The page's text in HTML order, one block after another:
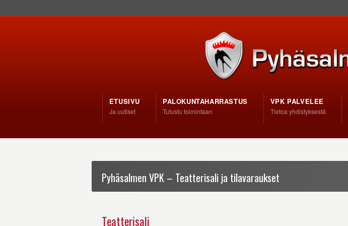
ETUSIVU
Ja uutiset
PALOKUNTAHARRASTUS
Tutustu toimintaan
VPK PALVELEE
Tietoa yhdistyksestä
Pyhäsalmen VPK – Teatterisali ja tilavaraukset
Teatterisali